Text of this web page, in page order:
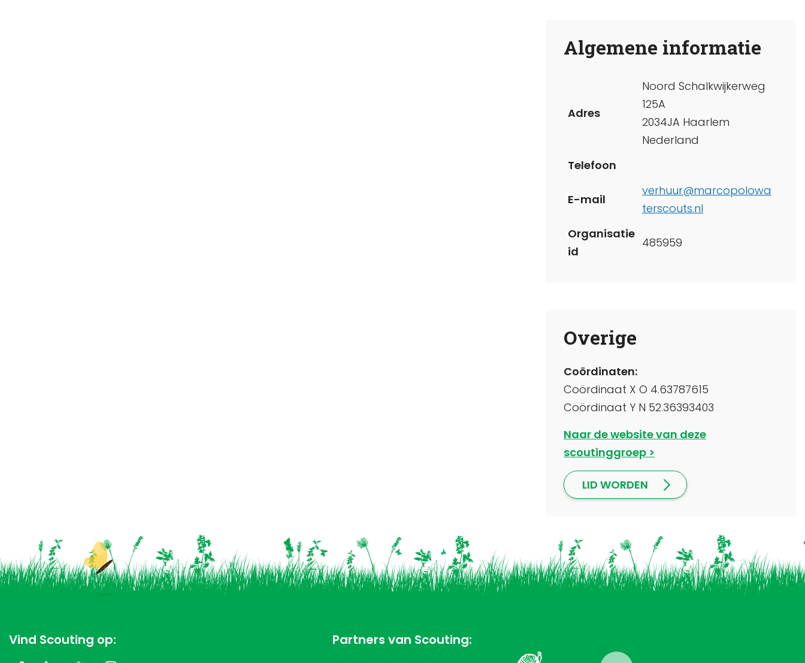
Algemene informatie
Adres
Noord Schalkwijkerweg
125A
2034JA Haarlem
Nederland
Telefoon
E-mail
verhuur@marcopolowa
terscouts.nl
Organisatie
id
485959
Overige
Coördinaten:
Coördinaat X O 4.63787615
Coördinaat Y N 52.36393403
Naar de website van deze
scoutinggroep
LID WORDEN
Vind Scouting op: Partners van Scouting: